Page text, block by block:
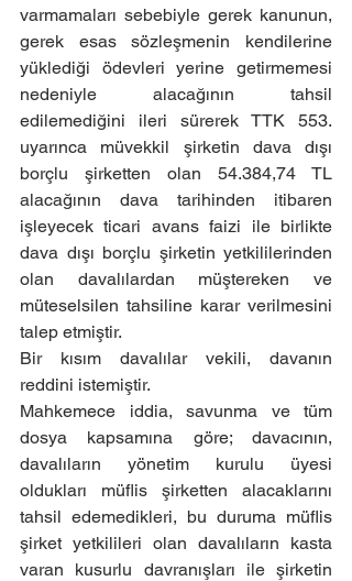
varmamaları sebebiyle gerek kanunun,
gerek esas sözleşmenin kendilerine
yüklediği ödevleri yerine getirmemesi
nedeniyle alacağının tahsil
edilemediğini ileri sürerek TTK 553.
uyarınca müvekkil şirketin dava dışı
borçlu şirketten olan 54.384,74 TL
alacağının dava tarihinden itibaren
işleyecek ticari avans faizi ile birlikte
dava dışı borçlu şirketin yetkililerinden
olan davalılardan müştereken ve
müteselsilen tahsiline karar verilmesini
talep etmiştir.
Bir kısım davalılar vekili, davanın
reddini istemiştir.
Mahkemece iddia, savunma ve tüm
dosya kapsamına göre; davacının,
davalıların yönetim kurulu üyesi
oldukları müflis şirketten alacaklarını
tahsil edemedikleri, bu duruma müflis
şirket yetkilileri olan davalıların kasta
varan kusurlu davranışları ile şirketin